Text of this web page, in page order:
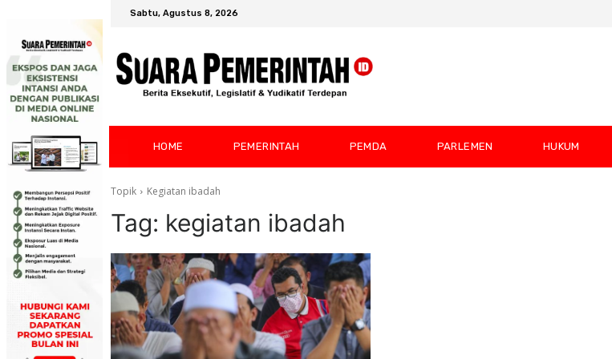
Sabtu, Agustus 8, 2026
HOME PEMERINTAH PEMDA PARLEMEN HUKUM
Topik Kegiatan ibadah
Tag: kegiatan ibadah